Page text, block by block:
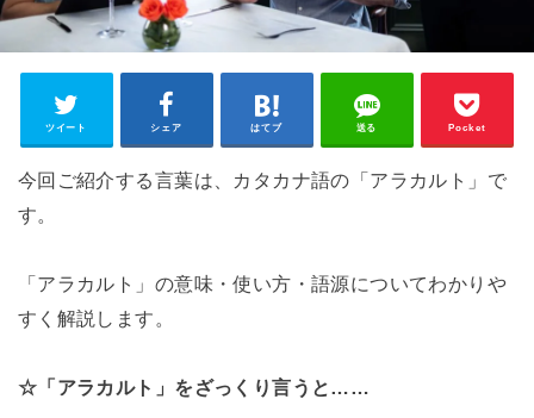
ツイート シェア はてブ 送る Pocket
今回ご紹介する言葉は、カタカナ語の「アラカルト」で
す。
「アラカルト」の意味・使い方・語源についてわかりや
すく解説します。
☆「アラカルト」をざっくり言うと……